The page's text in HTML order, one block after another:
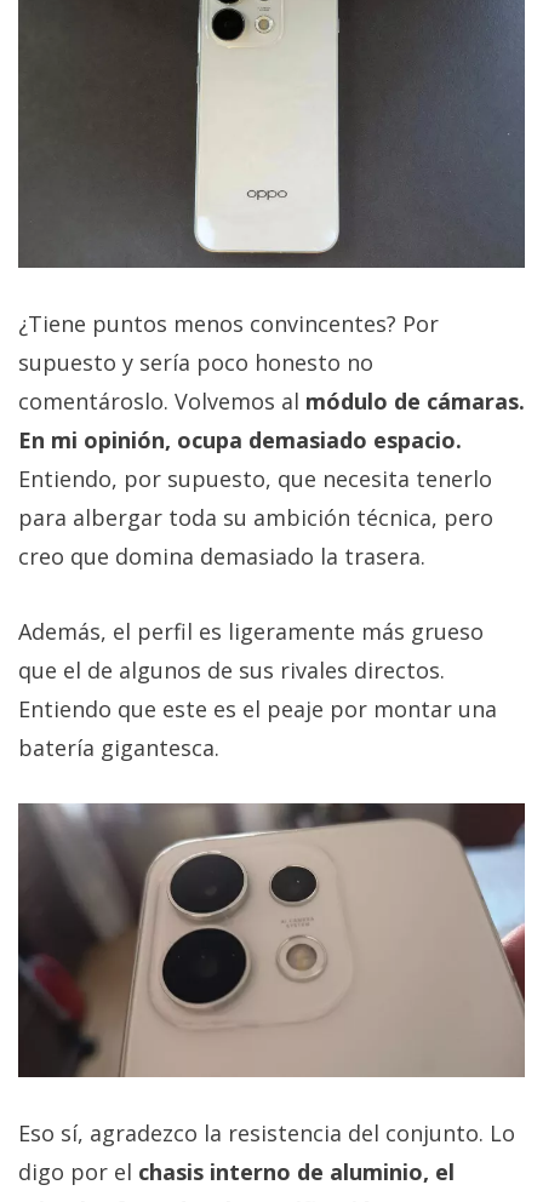
¿Tiene puntos menos convincentes? Por
supuesto y sería poco honesto no
comentároslo. Volvemos al módulo de cámaras.
En mi opinión, ocupa demasiado espacio.
Entiendo, por supuesto, que necesita tenerlo
para albergar toda su ambición técnica, pero
creo que domina demasiado la trasera.
Además, el perfil es ligeramente más grueso
que el de algunos de sus rivales directos.
Entiendo que este es el peaje por montar una
batería gigantesca.
Eso sí, agradezco la resistencia del conjunto. Lo
digo por el chasis interno de aluminio, el